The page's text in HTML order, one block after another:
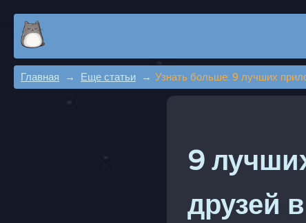
Главная Еще статьи Узнать больше: 9 лучших
9
друзей